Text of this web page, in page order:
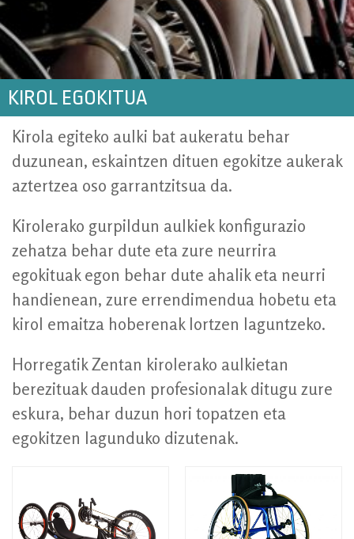
KIROL EGOKITUA
Kirola egiteko aulki bat aukeratu behar
duzunean, eskaintzen dituen egokitze aukerak
aztertzea oso garrantzitsua da.
Kirolerako gurpildun aulkiek konfigurazio
zehatza behar dute eta zure neurrira
egokituak egon behar dute ahalik eta neurri
handienean, zure errendimendua hobetu eta
kirol emaitza hoberenak lortzen laguntzeko.
Horregatik Zentan kirolerako aulkietan
berezituak dauden profesionalak ditugu zure
eskura, behar duzun hori topatzen eta
egokitzen lagunduko dizutenak.